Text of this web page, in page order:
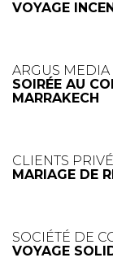
VOYAGE
ARGUS MEDIA
SOIRÉE AU
MARRAKECH
CLIENTS
MARIAGE DE
SOCIÉTÉ DE
VOYAGE